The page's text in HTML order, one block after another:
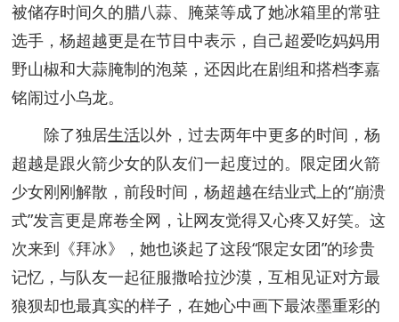
被储存时间久的腊八蒜、腌菜等成了她冰箱里的常驻
选手，杨超越更是在节目中表示，自己超爱吃妈妈用
野山椒和大蒜腌制的泡菜，还因此在剧组和搭档李嘉
铭闹过小乌龙。
除了独居生活以外，过去两年中更多的时间，杨
超越是跟火箭少女的队友们一起度过的。限定团火箭
少女刚刚解散，前段时间，杨超越在结业式上的“崩溃
式”发言更是席卷全网，让网友觉得又心疼又好笑。这
次来到《拜冰》，她也谈起了这段“限定女团”的珍贵
记忆，与队友一起征服撒哈拉沙漠，互相见证对方最
狼狈却也最真实的样子，在她心中画下最浓墨重彩的